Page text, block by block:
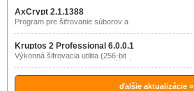
AxCrypt 2.1.1388
Program pre šifrovanie súborov a
zložiek.
Kruptos 2 Professional 6.0.0.1
Výkonná šifrovacia utilita (256-bit
Blowfish v režime CBC ) umožňujúca
zabezpečenie citlivých súborov
uložených v počítači alebo na
ďalšie aktualizácie »